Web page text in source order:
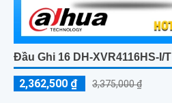
Đầu Ghi 16 DH-XVR4116HS-I/T
2,362,500 ₫ 3,375,000 ₫